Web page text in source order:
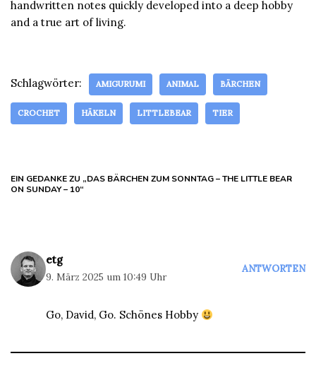
handwritten notes quickly developed into a deep hobby
and a true art of living.
Schlagwörter: AMIGURUMI ANIMAL BÄRCHEN
CROCHET HÄKELN LITTLEBEAR TIER
EIN GEDANKE ZU „DAS BÄRCHEN ZUM SONNTAG – THE LITTLE BEAR
ON SUNDAY – 10“
etg
9. März 2025 um 10:49 Uhr
ANTWORTEN
Go, David, Go. Schönes Hobby